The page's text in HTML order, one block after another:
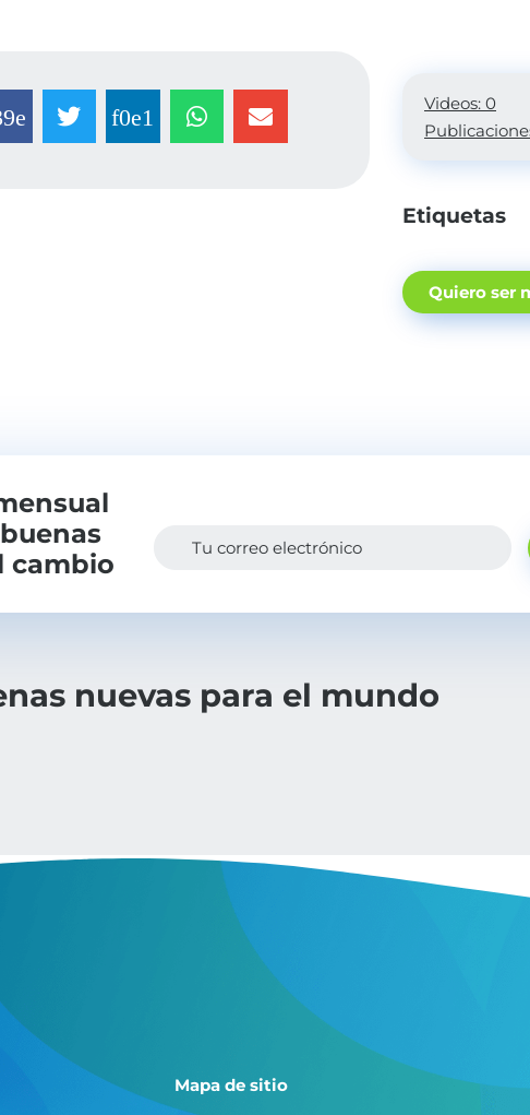
Videos: 0
Etiquetas
Quiero ser
cambio
Tu correo electrónico
nuevas para el mundo
Mapa de sitio